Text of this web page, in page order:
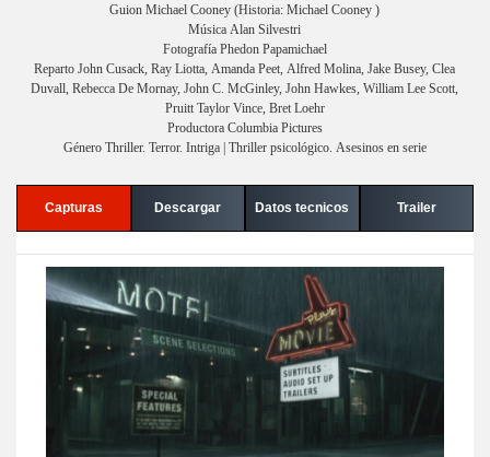
Guion Michael Cooney (Historia: Michael Cooney )
Música Alan Silvestri
Fotografía Phedon Papamichael
Reparto John Cusack, Ray Liotta, Amanda Peet, Alfred Molina, Jake Busey, Clea
Duvall, Rebecca De Mornay, John C. McGinley, John Hawkes, William Lee Scott,
Pruitt Taylor Vince, Bret Loehr
Productora Columbia Pictures
Género Thriller. Terror. Intriga | Thriller psicológico. Asesinos en serie
Capturas Descargar Datos tecnicos Trailer